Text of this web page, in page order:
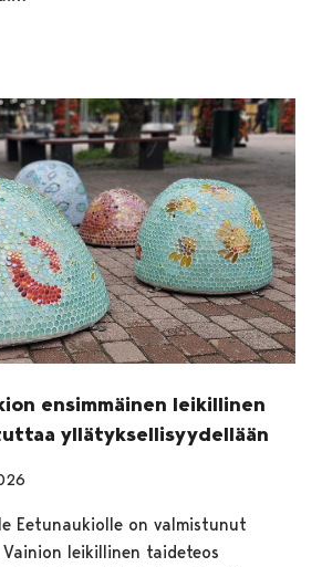
ensimmäinen leikillinen
yllätyksellisyydellään
Eetunaukiolle on valmistunut
leikillinen taideteos